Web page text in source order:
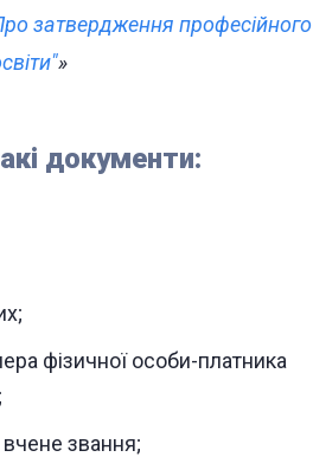
затвердження професійного
»
документи:
фізичної особи-платника
вчене звання;